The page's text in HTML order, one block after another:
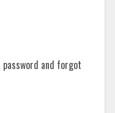
and forgot